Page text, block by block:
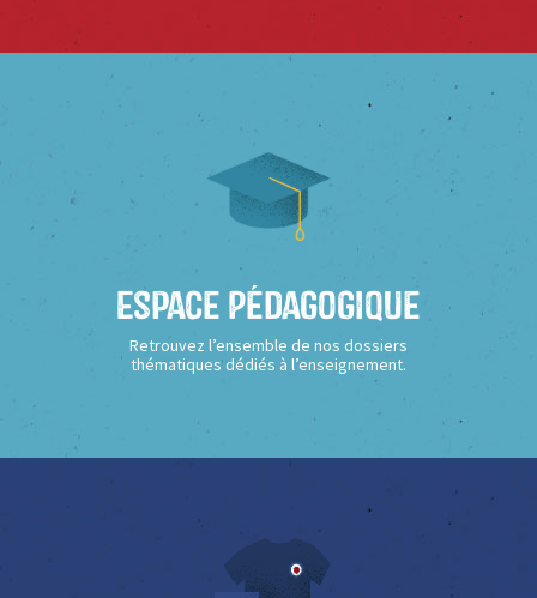
Espace Pédagogique
Retrouvez l’ensemble de nos dossiers
thématiques dédiés à l’enseignement.